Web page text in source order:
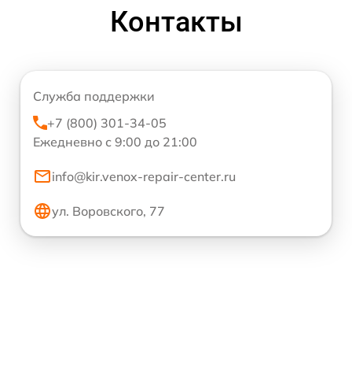
Контакты
Служба поддержки
+7 (800) 301-34-05
Ежедневно с 9:00 до 21:00
info@kir.venox-repair-center.ru
ул. Воровского, 77